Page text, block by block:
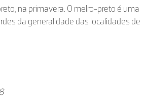
na primavera. O melro-preto é uma
da generalidade das localidades de